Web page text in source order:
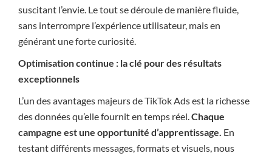
suscitant l’envie. Le tout se déroule de manière fluide,
sans interrompre l’expérience utilisateur, mais en
générant une forte curiosité.
Optimisation continue : la clé pour des résultats
exceptionnels
L’un des avantages majeurs de TikTok Ads est la richesse
des données qu’elle fournit en temps réel.Chaque
campagne est une opportunité d’apprentissage. En
testant différents messages, formats et visuels, nous